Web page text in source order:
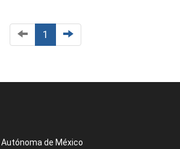
1
de México